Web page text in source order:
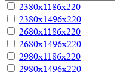
2380х1186х220
2380х1496х220
2680х1186х220
2680х1496х220
2980х1186х220
2980х1496х220